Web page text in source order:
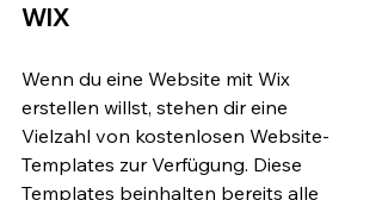
WIX
Wenn du eine Website mit Wix
erstellen willst, stehen dir eine
Vielzahl von kostenlosen Website-
Templates zur Verfügung. Diese
Templates beinhalten bereits alle